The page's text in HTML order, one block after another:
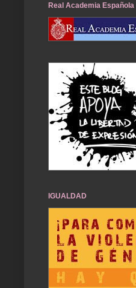
Real Academia Española
IGUALDAD